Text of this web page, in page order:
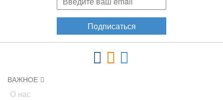
Подписаться
ВАЖНОЕ
О нас